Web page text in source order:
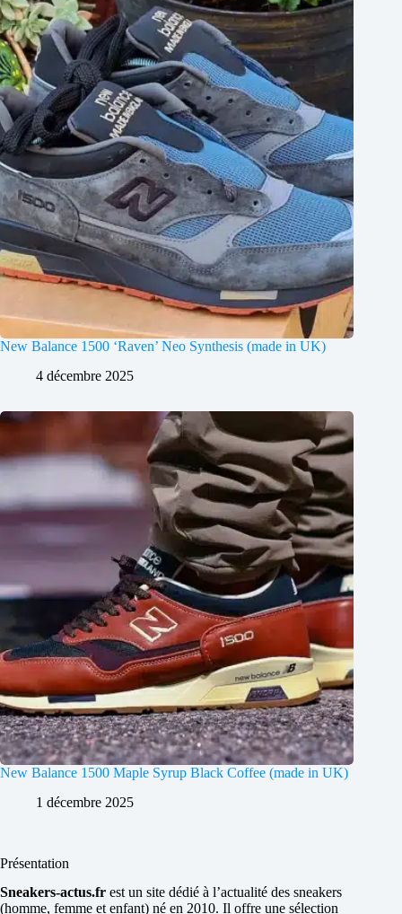
New Balance 1500 ‘Raven’ Neo Synthesis (made in UK)
4 décembre 2025
New Balance 1500 Maple Syrup Black Coffee (made in UK)
1 décembre 2025
Présentation
Sneakers-actus.fr est un site dédié à l’actualité des sneakers
(homme, femme et enfant) né en 2010. Il offre une sélection